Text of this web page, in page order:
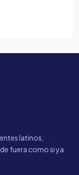
latinos,
fuera como si ya